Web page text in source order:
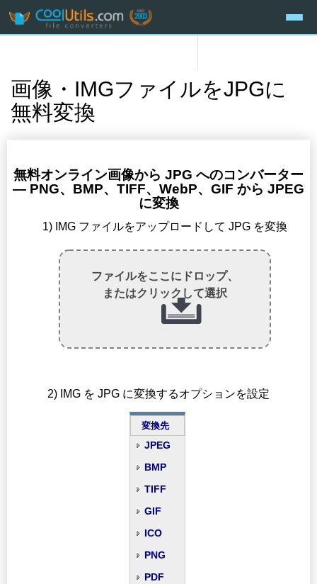
画像・IMGファイルをJPGに
無料変換
無料オンライン画像から JPG へのコンバーター
— PNG、BMP、TIFF、WebP、GIF から JPEG
に変換
1) IMG ファイルをアップロードして JPG を変換
ファイルをここにドロップ、
またはクリックして選択
2) IMG を JPG に変換するオプションを設定
変換先
JPEG
BMP
TIFF
GIF
ICO
PNG
PDF